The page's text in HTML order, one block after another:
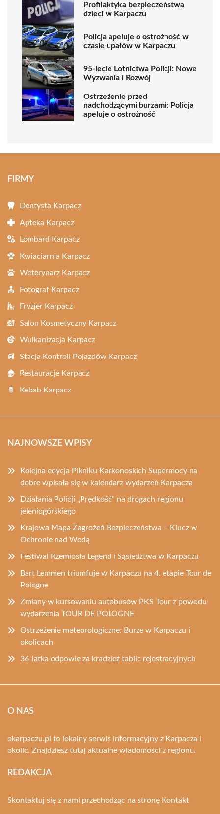
Profilaktyka bezpieczeństwa
dzieci w Karpaczu
Policja apeluje o ostrożność w
czasie upałów w Karpaczu
95-lecie Lotnictwa Policji: Nowe
Wyzwania i Rozwój
Ostrzeżenie przed
nadchodzącymi burzami: Policja
apeluje o ostrożność
FIRMY
Dentysta Karpacz
Apteka Karpacz
Lombard Karpacz
Kwiaciarnia Karpacz
Weterynarz Karpacz
Fotograf Karpacz
Fryzjer Karpacz
Salon Kosmetyczny Karpacz
Wulkanizacja Karpacz
Stacja Kontroli Pojazdów Karpacz
Restauracje Karpacz
Kebab Karpacz
NAJNOWSZE WPISY
Kolejna edycja Pikniku Karkonoskich Supermocy na
dobre wpisała się w kalendarz wydarzeń Karpacza
Działania Policji „Prędkość” na drogach regionu
jeleniogórskiego
Krajowa Mapa Zagrożeń Bezpieczeństwa – Klucz w
Ochronie nad Wodą
Festiwal Rzemiosła Legend i Sąsiedztwa w Karpaczu
Bart Lemmen triumfuje w Karpaczu na 4. etapie Tour de
Pologne
Zmiany w kursowaniu autobusów PKS Tour z powodu
wydarzenia TOUR DE POLOGNE
Ostrzeżenie meteorologiczne: Burze w Karpaczu i
okolicach
36-latka odpowie za kradzież tablic rejestracyjnych
O NAS
okarpaczu.pl to lokalny serwis informacyjny z Karpacza i
okolic. Znajdziesz tutaj aktualne wiadomości z regionu.
REDAKCJA
Skontaktuj się z nami przechodząc na stronę Kontakt